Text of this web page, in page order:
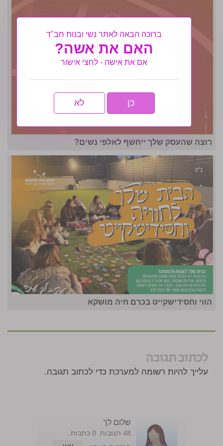
רוצה שהעסק שלך ייחשף לאלפי נשים?
הווי וחסידישקייט בכרם חיה מושקא
לכתוב תגובה
עלייך להיות רשומה למערכת כדי לכתוב תגובה.
שלום לך
48 תגובות. 0 כתבות.
ברוכה הבאה לאתר נשי ובנות חב"ד
האם את אשה?
אם את אישה - לחצי אישור
כן לא